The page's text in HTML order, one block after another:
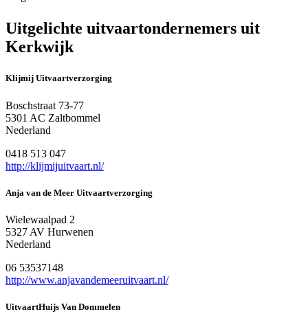
Uitgelichte uitvaartondernemers uit
Kerkwijk
Klijmij Uitvaartverzorging
Boschstraat 73-77
5301 AC Zaltbommel
Nederland
0418 513 047
http://klijmijuitvaart.nl/
Anja van de Meer Uitvaartverzorging
Wielewaalpad 2
5327 AV Hurwenen
Nederland
06 53537148
http://www.anjavandemeeruitvaart.nl/
UitvaartHuijs Van Dommelen